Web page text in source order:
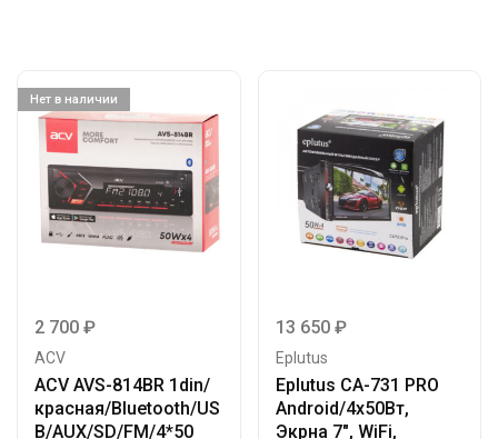
Нет в наличии
2 700 ₽
ACV
ACV AVS-814BR 1din/
красная/Bluetooth/US
B/AUX/SD/FM/4*50
13 650 ₽
Eplutus
Eplutus CA-731 PRO
Android/4х50Вт,
Экрна 7″, WiFi,